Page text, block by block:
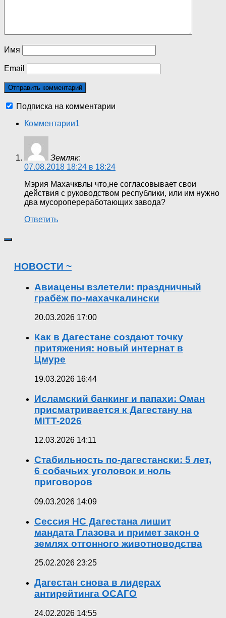
Имя
Email
Подписка на комментарии
Комментарии1
Земляк:
07.08.2018 18:24 в 18:24
Мэрия Махачквлы что,не согласовывает свои
действия с руководством республики, или им нужно
два мусоропереработающих завода?
Ответить
НОВОСТИ ~
Авиацены взлетели: праздничный
грабёж по-махачкалински
20.03.2026 17:00
Как в Дагестане создают точку
притяжения: новый интернат в
Цмуре
19.03.2026 16:44
Исламский банкинг и папахи: Оман
присматривается к Дагестану на
MITT-2026
12.03.2026 14:11
Стабильность по-дагестански: 5 лет,
6 собачьих уголовок и ноль
приговоров
09.03.2026 14:09
Сессия НС Дагестана лишит
мандата Глазова и примет закон о
землях отгонного животноводства
25.02.2026 23:25
Дагестан снова в лидерах
антирейтинга ОСАГО
24.02.2026 14:55